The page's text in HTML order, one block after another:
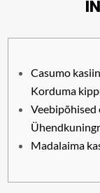
Casumo
Korduma
Veebipõhised
Madalaima